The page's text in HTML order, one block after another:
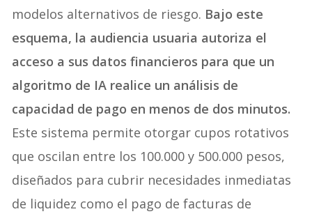
modelos alternativos de riesgo. Bajo este
esquema, la audiencia usuaria autoriza el
acceso a sus datos financieros para que un
algoritmo de IA realice un análisis de
capacidad de pago en menos de dos minutos.
Este sistema permite otorgar cupos rotativos
que oscilan entre los 100.000 y 500.000 pesos,
diseñados para cubrir necesidades inmediatas
de liquidez como el pago de facturas de